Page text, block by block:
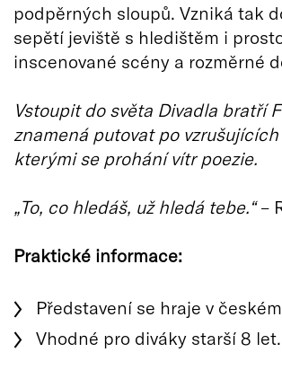
podpěrných sloupů. Vzniká tak
sepětí jeviště s hledištěm i
inscenované scény a rozměrné
Vstoupit do světa Divadla bratří
znamená putovat po
kterými se prohání vítr poezie.
„To, co hledáš, už hledá tebe.“–
Praktické informace:
Představení se hraje v
Vhodné pro diváky starší 8 let.